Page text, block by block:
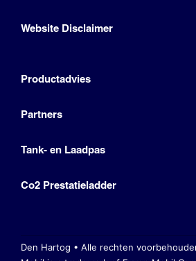
Website Disclaimer
Productadvies
Partners
Tank- en Laadpas
Co2 Prestatieladder
Den Hartog • Alle rechten